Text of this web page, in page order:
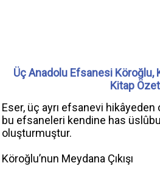
Üç Anadolu Efsanesi Köroğlu,
Kitap
Eser, üç ayrı efsanevi hikâyeden
bu efsaneleri kendine has
oluşturmuştur.
Köroğlu’nun Meydana Çıkışı